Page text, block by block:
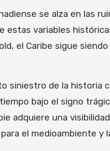
se alza en las
estas variables
el Caribe sigue
siniestro de la historia
bajo el signo
adquiere una
el medioambiente